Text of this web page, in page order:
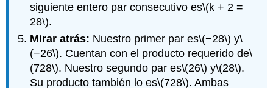
siguiente entero par consecutivo es\(k + 2 =
28\).
Mirar atrás: Nuestro primer par es\(−28\) y\
(−26\). Cuentan con el producto requerido de\
(728\). Nuestro segundo par es\(26\) y\(28\).
Su producto también lo es\(728\). Ambas